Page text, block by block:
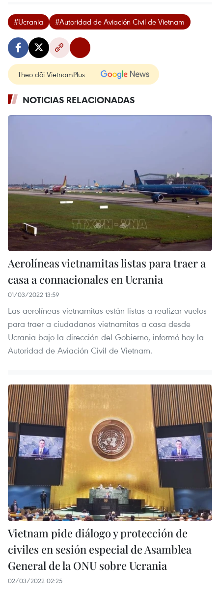
#Ucrania #Autoridad de Aviación Civil de Vietnam
Theo dõi VietnamPlus
NOTICIAS RELACIONADAS
Aerolíneas vietnamitas listas para traer a
casa a connacionales en Ucrania
01/03/2022 13:59
Las aerolíneas vietnamitas están listas a realizar vuelos
para traer a ciudadanos vietnamitas a casa desde
Ucrania bajo la dirección del Gobierno, informó hoy la
Autoridad de Aviación Civil de Vietnam.
Vietnam pide diálogo y protección de
civiles en sesión especial de Asamblea
General de la ONU sobre Ucrania
02/03/2022 02:25